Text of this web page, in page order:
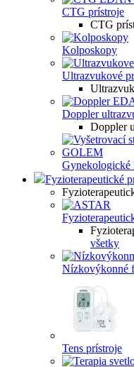
CTG prístroje
CTG
Kolposkopy
Ultrazvukové
Doppler
Doppler
Gynekologické
Fyzioterapeutické
všetky
Nízkovýkonné
Tens prístroje